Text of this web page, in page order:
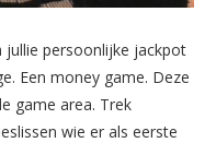
persoonlijke jackpot
Een money game. Deze
game area. Trek
wie er als eerste